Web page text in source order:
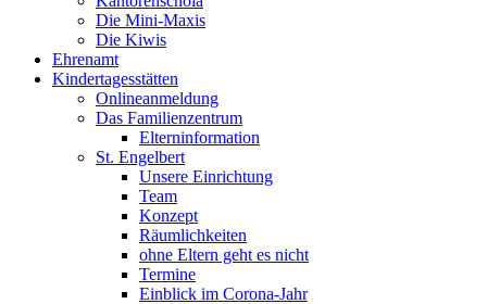
Die Mini-Maxis
Die Kiwis
Ehrenamt
Kindertagesstätten
Onlineanmeldung
Das Familienzentrum
Elterninformation
St. Engelbert
Unsere Einrichtung
Team
Konzept
Räumlichkeiten
ohne Eltern geht es nicht
Termine
Einblick im Corona-Jahr